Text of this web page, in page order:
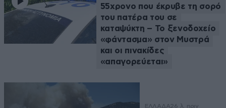
55χρονο που έκρυβε τη σορό
του πατέρα του σε
καταψύκτη – Το ξενοδοχείο
«φάντασμα» στον Μυστρά
και οι πινακίδες
«απαγορεύεται»
ΕΛΛΑΔΑ26 λ. πριν